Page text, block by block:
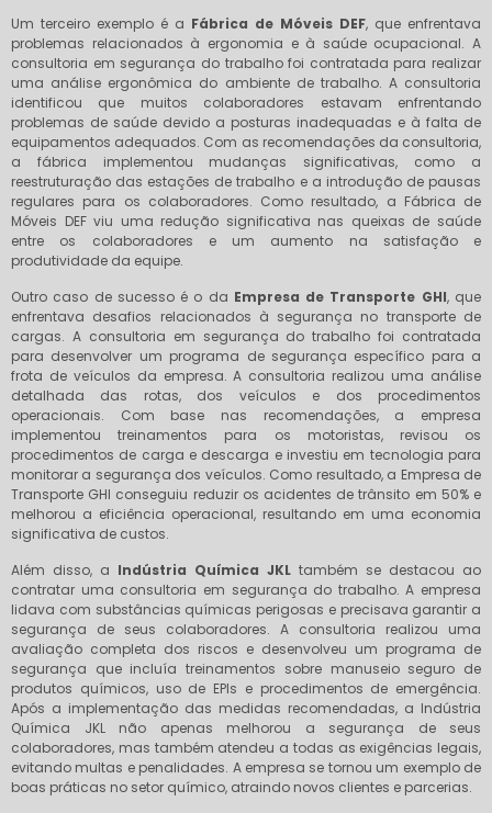
Um terceiro exemplo é a Fábrica de Móveis DEF, que enfrentava
problemas relacionados à ergonomia e à saúde ocupacional. A
consultoria em segurança do trabalho foi contratada para realizar
uma análise ergonômica do ambiente de trabalho. A consultoria
identificou que muitos colaboradores estavam enfrentando
problemas de saúde devido a posturas inadequadas e à falta de
equipamentos adequados. Com as recomendações da consultoria,
a fábrica implementou mudanças significativas, como a
reestruturação das estações de trabalho e a introdução de pausas
regulares para os colaboradores. Como resultado, a Fábrica de
Móveis DEF viu uma redução significativa nas queixas de saúde
entre os colaboradores e um aumento na satisfação e
produtividade da equipe.
Outro caso de sucesso é o da Empresa de Transporte GHI, que
enfrentava desafios relacionados à segurança no transporte de
cargas. A consultoria em segurança do trabalho foi contratada
para desenvolver um programa de segurança específico para a
frota de veículos da empresa. A consultoria realizou uma análise
detalhada das rotas, dos veículos e dos procedimentos
operacionais. Com base nas recomendações, a empresa
implementou treinamentos para os motoristas, revisou os
procedimentos de carga e descarga e investiu em tecnologia para
monitorar a segurança dos veículos. Como resultado, a Empresa de
Transporte GHI conseguiu reduzir os acidentes de trânsito em 50% e
melhorou a eficiência operacional, resultando em uma economia
significativa de custos.
Além disso, a Indústria Química JKL também se destacou ao
contratar uma consultoria em segurança do trabalho. A empresa
lidava com substâncias químicas perigosas e precisava garantir a
segurança de seus colaboradores. A consultoria realizou uma
avaliação completa dos riscos e desenvolveu um programa de
segurança que incluía treinamentos sobre manuseio seguro de
produtos químicos, uso de EPIs e procedimentos de emergência.
Após a implementação das medidas recomendadas, a Indústria
Química JKL não apenas melhorou a segurança de seus
colaboradores, mas também atendeu a todas as exigências legais,
evitando multas e penalidades. A empresa se tornou um exemplo de
boas práticas no setor químico, atraindo novos clientes e parcerias.